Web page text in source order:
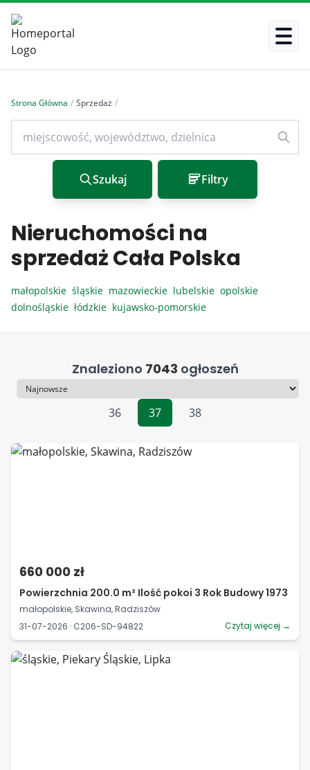
Strona Główna / Sprzedaż /
Szukaj Filtry
Nieruchomości na
sprzedaż Cała Polska
małopolskie śląskie mazowieckie lubelskie opolskie
dolnośląskie łódzkie kujawsko-pomorskie
Znaleziono 7043 ogłoszeń
Sortowanie
36
37 38
660 000 zł
Powierzchnia 200.0 m² Ilość pokoi 3 Rok Budowy 1973
małopolskie, Skawina, Radziszów
31-07-2026 · C206-SD-94822
Czytaj więcej →